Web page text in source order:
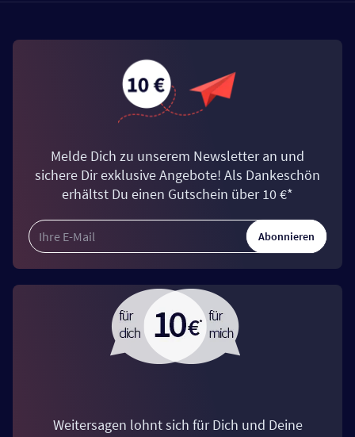
Melde Dich zu unserem Newsletter an und
sichere Dir exklusive Angebote! Als Dankeschön
erhältst Du einen Gutschein über 10 €*
Abonnieren
Weitersagen lohnt sich für Dich und Deine